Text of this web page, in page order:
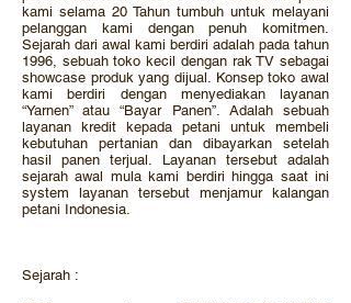
kami selama 20 Tahun tumbuh untuk melayani
pelanggan kami dengan penuh komitmen.
Sejarah dari awal kami berdiri adalah pada tahun
1996, sebuah toko kecil dengan rak TV sebagai
showcase produk yang dijual. Konsep toko awal
kami berdiri dengan menyediakan layanan
“Yarnen” atau “Bayar Panen”. Adalah sebuah
layanan kredit kepada petani untuk membeli
kebutuhan pertanian dan dibayarkan setelah
hasil panen terjual. Layanan tersebut adalah
sejarah awal mula kami berdiri hingga saat ini
system layanan tersebut menjamur kalangan
petani Indonesia.
Sejarah :